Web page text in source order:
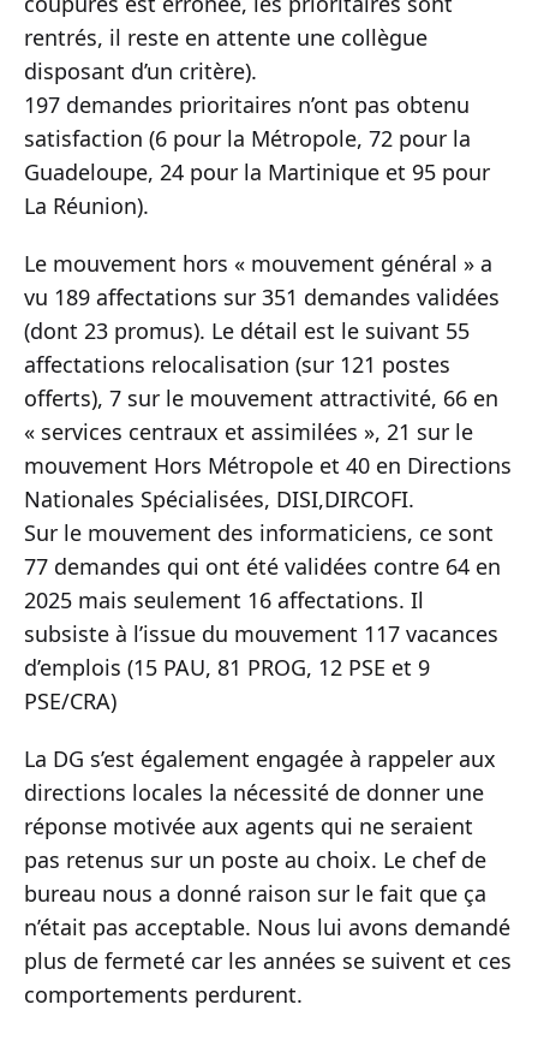
rentrés, il reste en attente une collègue
disposant d’un critère).
197 demandes prioritaires n’ont pas obtenu
satisfaction (6 pour la Métropole, 72 pour la
Guadeloupe, 24 pour la Martinique et 95 pour
La Réunion).
Le mouvement hors « mouvement général » a
vu 189 affectations sur 351 demandes validées
(dont 23 promus). Le détail est le suivant 55
affectations relocalisation (sur 121 postes
offerts), 7 sur le mouvement attractivité, 66 en
« services centraux et assimilées », 21 sur le
mouvement Hors Métropole et 40 en Directions
Nationales Spécialisées, DISI,DIRCOFI.
Sur le mouvement des informaticiens, ce sont
77 demandes qui ont été validées contre 64 en
2025 mais seulement 16 affectations. Il
subsiste à l’issue du mouvement 117 vacances
d’emplois (15 PAU, 81 PROG, 12 PSE et 9
PSE/CRA)
La DG s’est également engagée à rappeler aux
directions locales la nécessité de donner une
réponse motivée aux agents qui ne seraient
pas retenus sur un poste au choix. Le chef de
bureau nous a donné raison sur le fait que ça
n’était pas acceptable. Nous lui avons demandé
plus de fermeté car les années se suivent et ces
comportements perdurent.